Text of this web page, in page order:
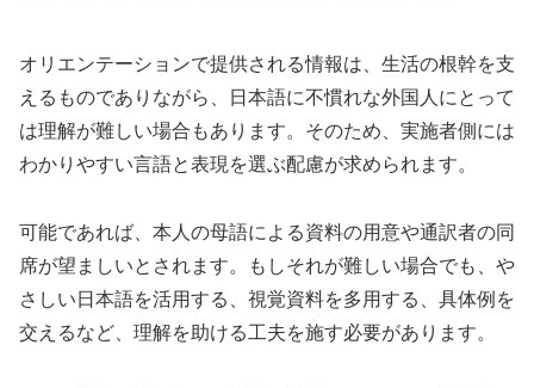
オリエンテーションで提供される情報は、生活の根幹を支
えるものでありながら、日本語に不慣れな外国人にとって
は理解が難しい場合もあります。そのため、実施者側には
わかりやすい言語と表現を選ぶ配慮が求められます。
可能であれば、本人の母語による資料の用意や通訳者の同
席が望ましいとされます。もしそれが難しい場合でも、や
さしい日本語を活用する、視覚資料を多用する、具体例を
交えるなど、理解を助ける工夫を施す必要があります。